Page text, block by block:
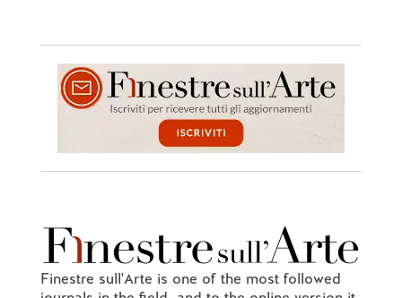
Finestre sull'Arte is one of the most followed